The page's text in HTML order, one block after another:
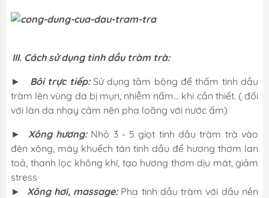
III. Cách sử dụng tinh dầu tràm trà:
► Bôi trực tiếp:Sử dụng tăm bông để thấm tinh dầu
tràm lên vùng da bị mụn, nhiễm nấm… khi cần thiết. ( đối
với làn da nhạy cảm nên pha loãng với nước ấm)
► Xông hương:Nhỏ 3 - 5 giọt tinh dầu tràm trà vào
đèn xông, máy khuếch tán tinh dầu để hương thơm lan
toả, thanh lọc không khí, tạo hương thơm dịu mát, giảm
stress
►
Xông hơi, massage:Pha tinh dầu tràm với dầu nền